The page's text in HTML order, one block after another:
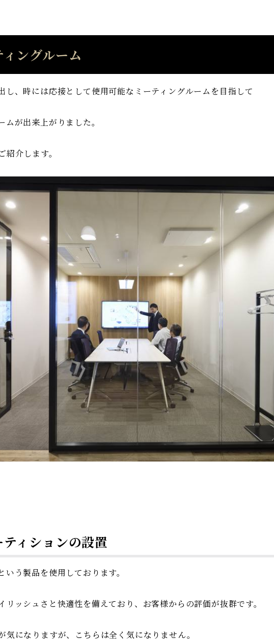
ングルーム
し、時には応接として使用可能なミーティングルームを目指して
が出来上がりました。
介します。
ィションの設置
う製品を使用しております。
リッシュさと快適性を備えており、お客様からの評価が抜群です。
気になりますが、こちらは全く気になりません。